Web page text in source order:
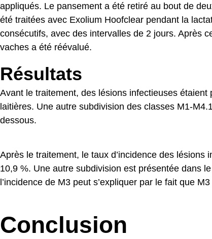
appliqués. Le pansement a été retiré au bout de
été traitées avec Exolium Hoofclear pendant la
consécutifs, avec des intervalles de 2 jours. Après
vaches a été réévalué.
Résultats
Avant le traitement, des lésions infectieuses
laitières. Une autre subdivision des classes M1-
dessous.
Après le traitement, le taux d’incidence des lésions
10,9 %. Une autre subdivision est présentée dans
l’incidence de M3 peut s’expliquer par le fait que
Conclusion